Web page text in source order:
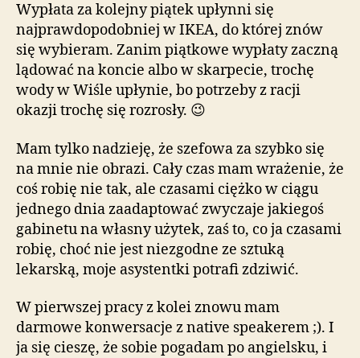
Wypłata za kolejny piątek upłynni się
najprawdopodobniej w IKEA, do której znów
się wybieram. Zanim piątkowe wypłaty zaczną
lądować na koncie albo w skarpecie, trochę
wody w Wiśle upłynie, bo potrzeby z racji
okazji trochę się rozrosły. 😉
Mam tylko nadzieję, że szefowa za szybko się
na mnie nie obrazi. Cały czas mam wrażenie, że
coś robię nie tak, ale czasami ciężko w ciągu
jednego dnia zaadaptować zwyczaje jakiegoś
gabinetu na własny użytek, zaś to, co ja czasami
robię, choć nie jest niezgodne ze sztuką
lekarską, moje asystentki potrafi zdziwić.
W pierwszej pracy z kolei znowu mam
darmowe konwersacje z native speakerem ;). I
ja się cieszę, że sobie pogadam po angielsku, i